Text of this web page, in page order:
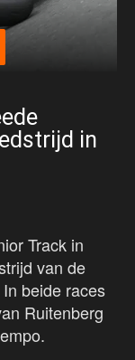
in
Track in
van de
beide races
Ruitenberg